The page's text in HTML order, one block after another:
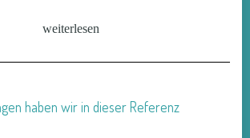
Bedürfnisse des stadtgroßen Konzerns, mit
audiovisuell hochwertig aufbereiteten
Bewegung, Ernährung und Entspannung
weiterlesen
haben wir in dieser Referenz